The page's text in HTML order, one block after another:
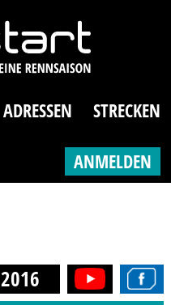
ADRESSEN STRECKEN
ANMELDEN
2016